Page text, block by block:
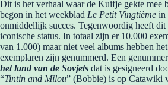
Dit is het verhaal waar de Kuifje gekte mee
begon in het weekblad Le Petit Vingtième in
onmiddellijk succes. Tegenwoordig heeft dit
iconische status. In totaal zijn er 10.000
van 1.000) maar niet veel albums hebben
exemplaren zijn genummerd. Een
het land van de Sovjets dat is gesigneerd
“Tintin and Milou” (Bobbie) is op Catawiki